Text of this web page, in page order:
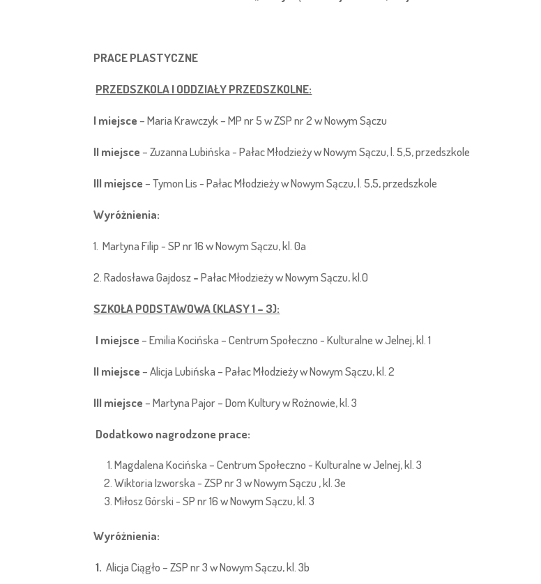
PRACE PLASTYCZNE
PRZEDSZKOLA I ODDZIAŁY PRZEDSZKOLNE:
I miejsce– Maria Krawczyk – MP nr 5 w ZSP nr 2 w Nowym Sączu
II miejsce– Zuzanna Lubińska - Pałac Młodzieży w Nowym Sączu, l. 5,5, przedszkole
III miejsce– Tymon Lis - Pałac Młodzieży w Nowym Sączu, l. 5,5, przedszkole
Wyróżnienia:
1. Martyna Filip - SP nr 16 w Nowym Sączu, kl. 0a
2. Radosława Gajdosz-Pałac Młodzieży w Nowym Sączu, kl.0
SZKOŁA PODSTAWOWA (KLASY 1 – 3):
I miejsce– Emilia Kocińska – Centrum Społeczno - Kulturalne w Jelnej, kl. 1
II miejsce– Alicja Lubińska – Pałac Młodzieży w Nowym Sączu, kl. 2
III miejsce– Martyna Pajor – Dom Kultury w Rożnowie, kl. 3
Dodatkowo nagrodzone prace:
Magdalena Kocińska – Centrum Społeczno - Kulturalne w Jelnej, kl. 3
Wiktoria Izworska - ZSP nr 3 w Nowym Sączu , kl. 3e
Miłosz Górski - SP nr 16 w Nowym Sączu, kl. 3
Wyróżnienia:
1.Alicja Ciągło – ZSP nr 3 w Nowym Sączu, kl. 3b